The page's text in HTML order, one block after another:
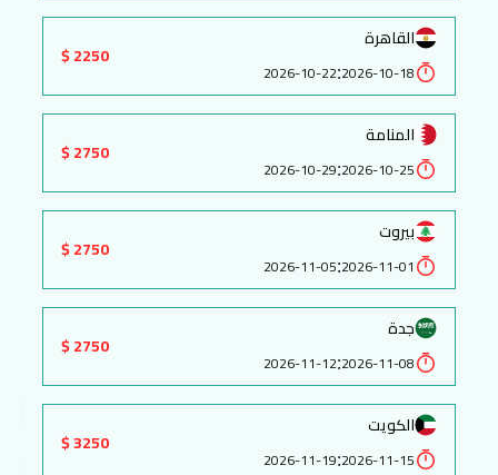
القاهرة
2026-10-18
:
2026-10-22
2250 $
المنامة
2026-10-25
:
2026-10-29
2750 $
بيروت
2026-11-01
:
2026-11-05
2750 $
جدة
2026-11-08
:
2026-11-12
2750 $
الكويت
2026-11-15
:
2026-11-19
3250 $